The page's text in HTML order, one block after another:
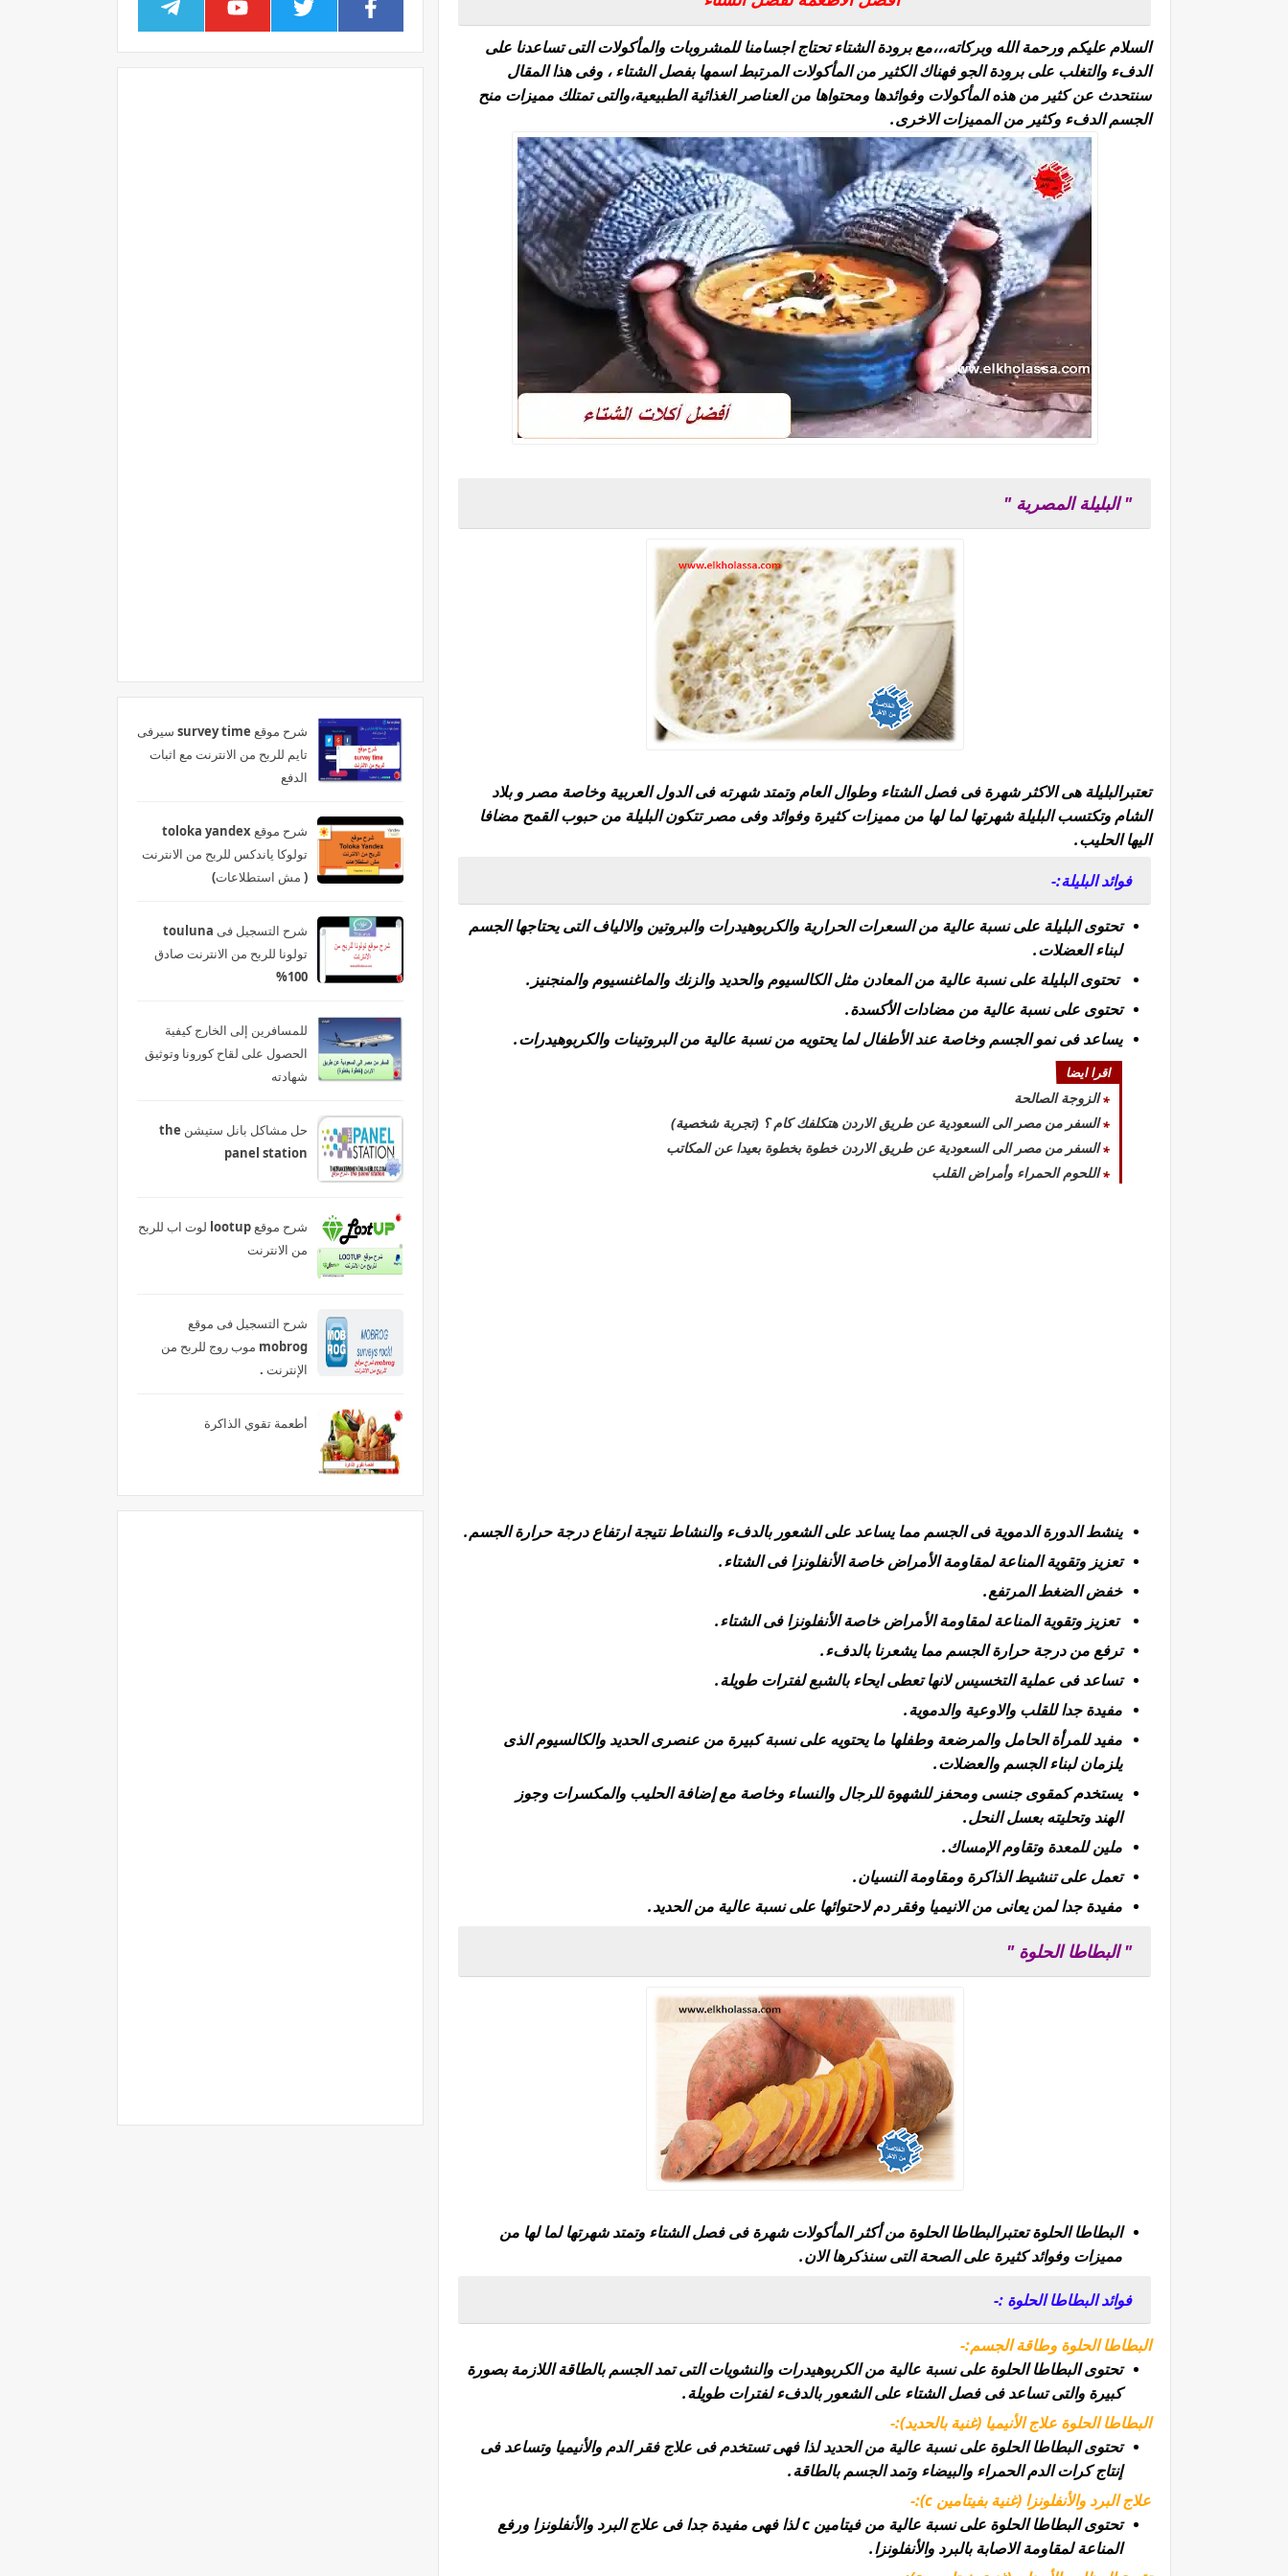
السلام عليكم ورحمة الله وبركاته،،،مع برودة الشتاء تحتاج اجسامنا للمشروبات والمأكولات التى تساعدنا على
الدفء والتغلب على برودة الجو فهناك الكثير من المأكولات المرتبط اسمها بفصل الشتاء ، وفى هذا المقال
سنتحدث عن كثير من هذه المأكولات وفوائدها ومحتواها من العناصر الغذائية الطبيعية،والتى تمتلك مميزات منح
الجسم الدفء وكثير من المميزات الاخرى.
" البليلة المصرية "
تعتبرالبليلة هى الاكثر شهرة فى فصل الشتاء وطوال العام وتمتد شهرته فى الدول العربية وخاصة مصر و بلاد
الشام وتكتسب البليلة شهرتها لما لها من مميزات كثيرة وفوائد وفى مصر تتكون البليلة من حبوب القمح مضافا
اليها الحليب.
فوائد البليلة:-
تحتوى البليلة على نسبة عالية من السعرات الحرارية والكربوهيدرات والبروتين والالياف التى يحتاجها الجسم
لبناء العضلات.
تحتوى البليلة على نسبة عالية من المعادن مثل الكالسيوم والحديد والزنك والماغنسيوم والمنجنيز.
تحتوى على نسبة عالية من مضادات الأكسدة.
يساعد فى نمو الجسم وخاصة عند الأطفال لما يحتويه من نسبة عالية من البروتينات والكربوهيدرات.
اقرا ايضا
الزوجة الصالحة
السفر من مصر الى السعودية عن طريق الاردن هتكلفك كام ؟ (تجربة شخصية)
السفر من مصر الى السعودية عن طريق الاردن خطوة بخطوة بعيدا عن المكاتب
اللحوم الحمراء وأمراض القلب
ينشط الدورة الدموية فى الجسم مما يساعد على الشعور بالدفء والنشاط نتيجة ارتفاع درجة حرارة الجسم.
تعزيز وتقوية المناعة لمقاومة الأمراض خاصة الأنفلونزا فى الشتاء.
خفض الضغط المرتفع.
تعزيز وتقوية المناعة لمقاومة الأمراض خاصة الأنفلونزا فى الشتاء.
ترفع من درجة حرارة الجسم مما يشعرنا بالدفء.
تساعد فى عملية التخسيس لانها تعطى ايحاء بالشبع لفترات طويلة.
مفيدة جدا للقلب والاوعية والدموية.
مفيد للمرأة الحامل والمرضعة وطفلها ما يحتويه على نسبة كبيرة من عنصرى الحديد والكالسيوم الذى
يلزمان لبناء الجسم والعضلات.
يستخدم كمقوى جنسى ومحفز للشهوة للرجال والنساء وخاصة مع إضافة الحليب والمكسرات وجوز
الهند وتحليته بعسل النحل.
ملين للمعدة وتقاوم الإمساك.
تعمل على تنشيط الذاكرة ومقاومة النسيان.
مفيدة جدا لمن يعانى من الانيميا وفقر دم لاحتوائها على نسبة عالية من الحديد.
" البطاطا الحلوة "
البطاطا الحلوة تعتبرالبطاطا الحلوة من أكثر المأكولات شهرة فى فصل الشتاء وتمتد شهرتها لما لها من
مميزات وفوائد كثيرة على الصحة التى سنذكرها الان.
فوائد البطاطا الحلوة :-
البطاطا الحلوة وطاقة الجسم:-
تحتوى البطاطا الحلوة على نسبة عالية من الكربوهيدرات والنشويات التى تمد الجسم بالطاقة اللازمة بصورة
كبيرة والتى تساعد فى فصل الشتاء على الشعور بالدفء لفترات طويلة.
البطاطا الحلوة علاج الأنيميا (غنية بالحديد):-
تحتوى البطاطا الحلوة على نسبة عالية من الحديد لذا فهى تستخدم فى علاج فقر الدم والأنيميا وتساعد فى
إنتاج كرات الدم الحمراء والبيضاء وتمد الجسم بالطاقة.
علاج البرد والأنفلونزا (غنية بفيتامين c):-
تحتوى البطاطا الحلوة على نسبة عالية من فيتامين c لذا فهى مفيدة جدا فى علاج البرد والأنفلونزا ورفع
المناعة لمقاومة الاصابة بالبرد والأنفلونزا.
شرح موقع survey time سيرفى
تايم للربح من الانترنت مع اثبات
الدفع
شرح موقع toloka yandex
تولوكا ياندكس للربح من الانترنت
( مش استطلاعات)
شرح التسجيل فى touluna
تولونا للربح من الانترنت صادق
100%
للمسافرين إلى الخارج كيفية
الحصول على لقاح كورونا وتوثيق
شهادته
حل مشاكل بانل ستيشن the
panel station
شرح موقع lootup لوت اب للربح
من الانترنت
شرح التسجيل فى موقع
mobrog موب روج للربح من
الإنترنت .
أطعمة تقوي الذاكرة